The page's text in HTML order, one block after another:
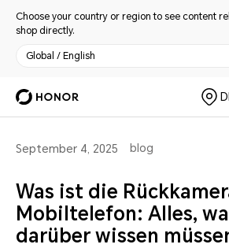
Choose your country or region to see content
shop directly.
Global / English
September 4, 2025 blog
Was ist die
Mobiltelefon: Alles,
darüber wissen